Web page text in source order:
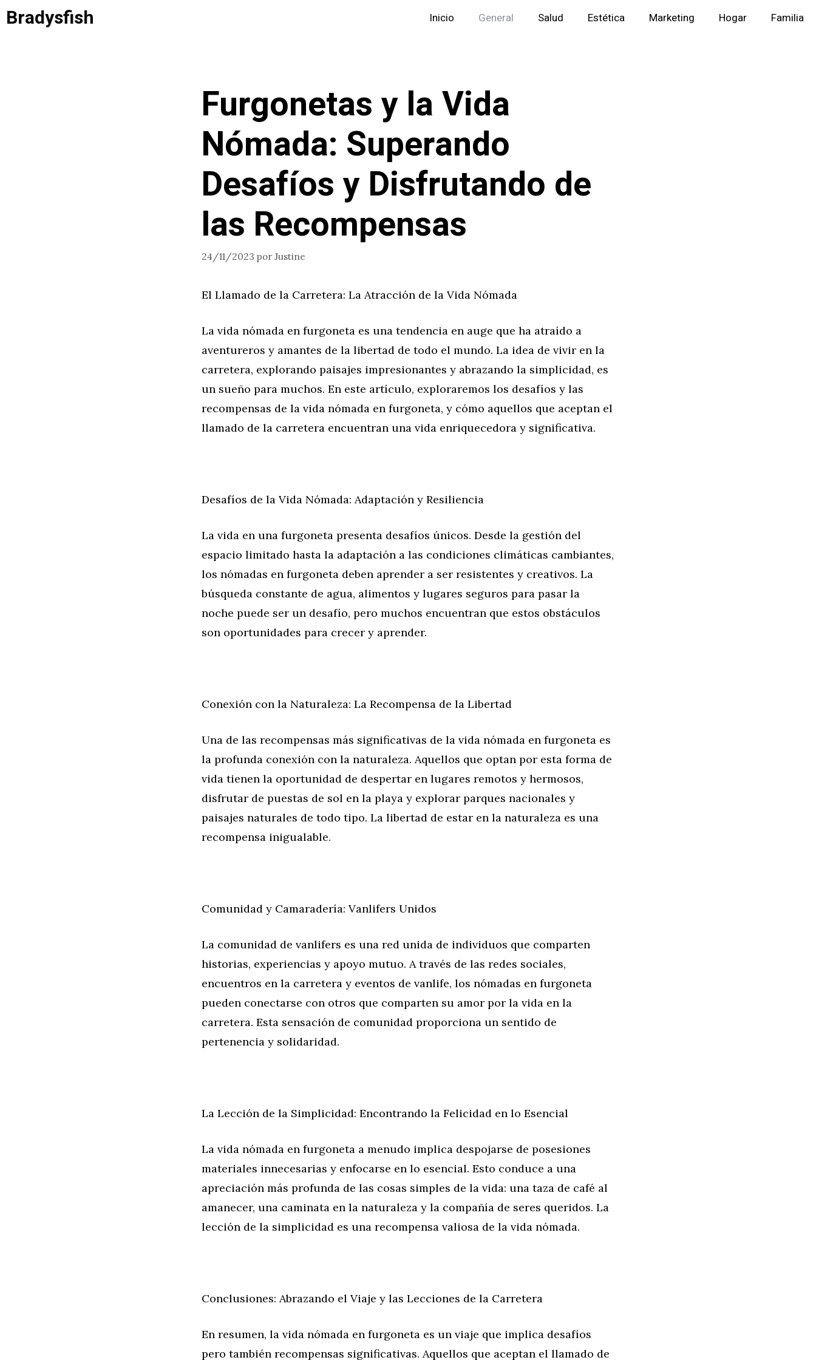
Saltar
alBradysfish Inicio General Salud Estética Marketing Hogar Familia
Furgonetas y la Vida
Nómada: Superando
Desafíos y Disfrutando de
las Recompensas
24/11/2023 por Justine
El Llamado de la Carretera: La Atracción de la Vida Nómada
La vida nómada en furgoneta es una tendencia en auge que ha atraído a
aventureros y amantes de la libertad de todo el mundo. La idea de vivir en la
carretera, explorando paisajes impresionantes y abrazando la simplicidad, es
un sueño para muchos. En este artículo, exploraremos los desafíos y las
recompensas de la vida nómada en furgoneta, y cómo aquellos que aceptan el
llamado de la carretera encuentran una vida enriquecedora y significativa.
Desafíos de la Vida Nómada: Adaptación y Resiliencia
La vida en una furgoneta presenta desafíos únicos. Desde la gestión del
espacio limitado hasta la adaptación a las condiciones climáticas cambiantes,
los nómadas en furgoneta deben aprender a ser resistentes y creativos. La
búsqueda constante de agua, alimentos y lugares seguros para pasar la
noche puede ser un desafío, pero muchos encuentran que estos obstáculos
son oportunidades para crecer y aprender.
Conexión con la Naturaleza: La Recompensa de la Libertad
Una de las recompensas más significativas de la vida nómada en furgoneta es
la profunda conexión con la naturaleza. Aquellos que optan por esta forma de
vida tienen la oportunidad de despertar en lugares remotos y hermosos,
disfrutar de puestas de sol en la playa y explorar parques nacionales y
paisajes naturales de todo tipo. La libertad de estar en la naturaleza es una
recompensa inigualable.
Comunidad y Camaradería: Vanlifers Unidos
La comunidad de vanlifers es una red unida de individuos que comparten
historias, experiencias y apoyo mutuo. A través de las redes sociales,
encuentros en la carretera y eventos de vanlife, los nómadas en furgoneta
pueden conectarse con otros que comparten su amor por la vida en la
carretera. Esta sensación de comunidad proporciona un sentido de
pertenencia y solidaridad.
La Lección de la Simplicidad: Encontrando la Felicidad en lo Esencial
La vida nómada en furgoneta a menudo implica despojarse de posesiones
materiales innecesarias y enfocarse en lo esencial. Esto conduce a una
apreciación más profunda de las cosas simples de la vida: una taza de café al
amanecer, una caminata en la naturaleza y la compañía de seres queridos. La
lección de la simplicidad es una recompensa valiosa de la vida nómada.
Conclusiones: Abrazando el Viaje y las Lecciones de la Carretera
En resumen, la vida nómada en furgoneta es un viaje que implica desafíos
pero también recompensas significativas. Aquellos que aceptan el llamado de